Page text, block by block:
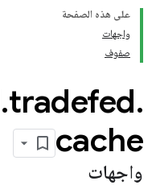
على هذه الصفحة
واجهات
صفوف
.tradefed.
cache
واجهات